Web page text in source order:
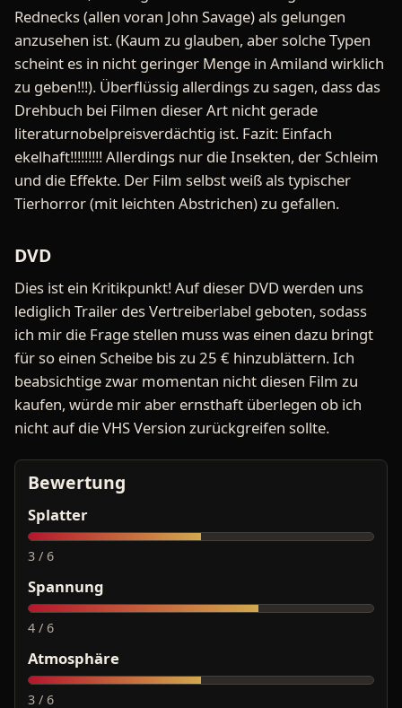
Rednecks (allen voran John Savage) als gelungen
anzusehen ist. (Kaum zu glauben, aber solche Typen
scheint es in nicht geringer Menge in Amiland wirklich
zu geben!!!). Überflüssig allerdings zu sagen, dass das
Drehbuch bei Filmen dieser Art nicht gerade
literaturnobelpreisverdächtig ist. Fazit: Einfach
ekelhaft!!!!!!!!! Allerdings nur die Insekten, der Schleim
und die Effekte. Der Film selbst weiß als typischer
Tierhorror (mit leichten Abstrichen) zu gefallen.
DVD
Dies ist ein Kritikpunkt! Auf dieser DVD werden uns
lediglich Trailer des Vertreiberlabel geboten, sodass
ich mir die Frage stellen muss was einen dazu bringt
für so einen Scheibe bis zu 25 € hinzublättern. Ich
beabsichtige zwar momentan nicht diesen Film zu
kaufen, würde mir aber ernsthaft überlegen ob ich
nicht auf die VHS Version zurückgreifen sollte.
Bewertung
Splatter
3 / 6
Spannung
4 / 6
Atmosphäre
3 / 6